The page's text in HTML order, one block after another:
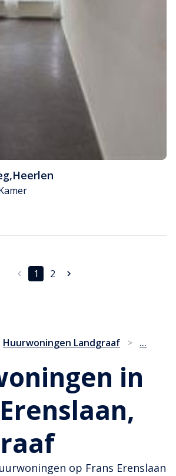
,Heerlen
1 2
Huurwoningen Landgraaf > ...
in
op Frans Erenslaan